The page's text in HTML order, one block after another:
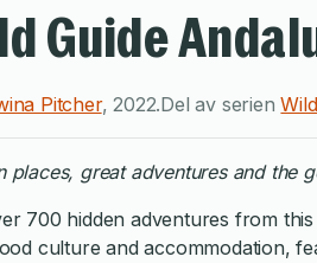
Guide
Pitcher,2022.Del av serien
places, great adventures and the
700 hidden adventures from
culture and accommodation,